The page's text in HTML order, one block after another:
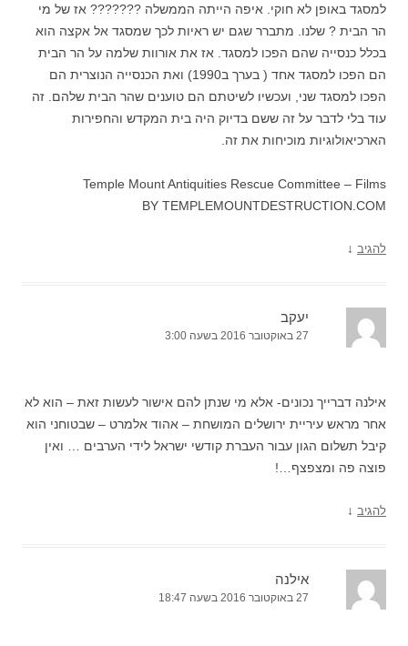
למסגד באופן לא חוקי. איפה הייתה הממשלה ??????? אז של מי
הר הבית ? שלנו. מתברר שגם יש ראיות לכך שמסגד אל אקצה הוא
בכלל כנסייה שהם הפכו למסגד. אז את אורוות שלמה על הר הבית
הם הפכו למסגד אחד ( בערך ב1990) ואת הכנסייה הנוצרית הם
הפכו למסגד שני, ועכשיו לשיטתם הם טוענים שהר הבית שלהם. זה
עוד בלי לדבר על זה ששם בדיוק היה בית המקדש והחפירות
הארכיאולוגיות מוכיחות את זה.
Temple Mount Antiquities Rescue Committee – Films
BY TEMPLEMOUNTDESTRUCTION.COM
להגיב ↓
יעקב
27 באוקטובר 2016 בשעה 3:00
אילנה דברייך נכונים- אלא מי שנתן להם אישור לעשות זאת – הוא לא
אחר מראש עיריית ירושלים המושחת – אהוד אלמרט – שבטוחני הוא
קיבל תשלום הגון עבור העברת קודשי ישראל לידי הערבים … ואין
פוצה פה ומצפצף…!
להגיב ↓
אילנה
27 באוקטובר 2016 בשעה 18:47